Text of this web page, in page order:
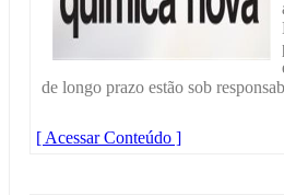
de longo prazo estão sob
[ Acessar Conteúdo ]